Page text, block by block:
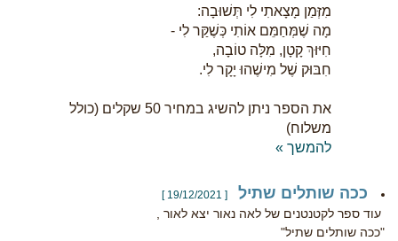
מִזְּמַן מָצָאתִי לִי תְּשׁוּבָה:
מָה שֶׁמְּחַמֵּם אוֹתִי כְּשֶׁקַּר לִי -
חִיּוּךְ קָטָן, מִלָּה טוֹבָה,
חִבּוּק שֶׁל מִישֶׁהוּ יָקָר לִי.
את הספר ניתן להשיג במחיר 50 שקלים (כולל
משלוח)
להמשך »
ככה שותלים שתיל [ 19/12/2021 ]
עוד ספר לקטנטנים של לאה נאור יצא לאור ,
"ככה שותלים שתיל"